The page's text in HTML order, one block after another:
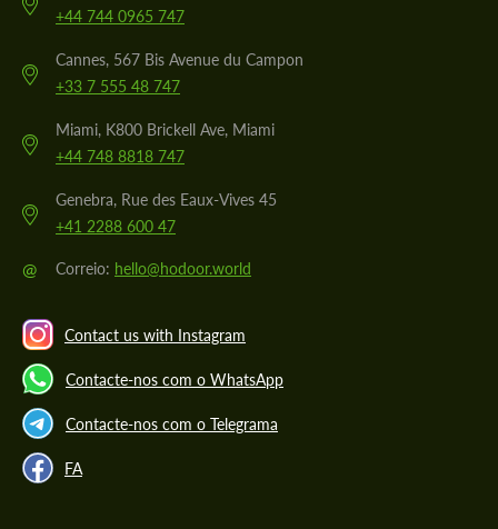
+44 744 0965 747
Cannes, 567 Bis Avenue du Campon
+33 7 555 48 747
Miami, K800 Brickell Ave, Miami
+44 748 8818 747
Genebra, Rue des Eaux-Vives 45
+41 2288 600 47
@ Correio: hello@hodoor.world
Contact us with Instagram
Contacte-nos com o WhatsApp
Contacte-nos com o Telegrama
FA